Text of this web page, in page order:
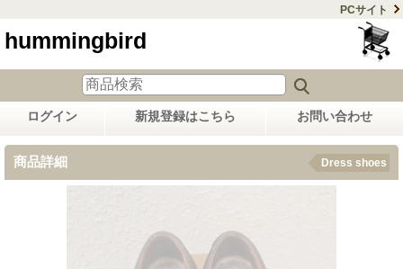
PCサイト
hummingbird
ログイン 新規登録はこちら お問い合わせ
商品詳細 Dress shoes